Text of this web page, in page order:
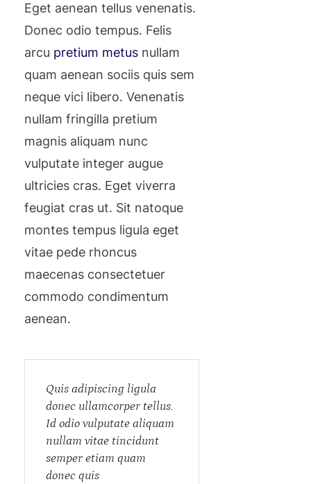
Eget aenean tellus venenatis.
Donec odio tempus. Felis
arcu pretium metus nullam
quam aenean sociis quis sem
neque vici libero. Venenatis
nullam fringilla pretium
magnis aliquam nunc
vulputate integer augue
ultricies cras. Eget viverra
feugiat cras ut. Sit natoque
montes tempus ligula eget
vitae pede rhoncus
maecenas consectetuer
commodo condimentum
aenean.
Quis adipiscing ligula
donec ullamcorper tellus.
Id odio vulputate aliquam
nullam vitae tincidunt
semper etiam quam
donec quis